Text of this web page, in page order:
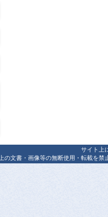
サイト上
の文書・画像等の無断使用・転載を